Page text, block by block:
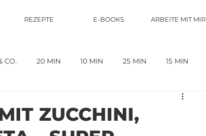
REZEPTE E-BOOKS ARBEITE MIT MIR
CO. 20 MIN 10 MIN 25 MIN 15 MIN
ZUCCHINI,